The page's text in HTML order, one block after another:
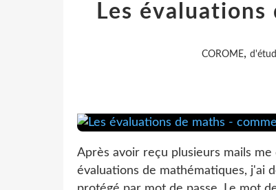
Les évaluations
COROME,
Après avoir reçu plusieurs mails
évaluations de mathématiques, j'ai